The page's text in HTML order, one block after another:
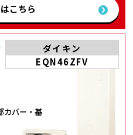
こちら
ダイキン
EQN46ZFV
カバー・基